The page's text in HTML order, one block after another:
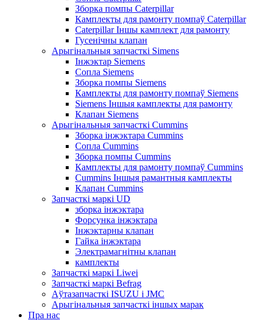
Зборка помпы Caterpillar
Камплекты для рамонту помпаў Caterpillar
Caterpillar Іншы камплект для рамонту
Гусенічны клапан
Арыгінальныя запчасткі Simens
Інжэктар Siemens
Сопла Siemens
Зборка помпы Siemens
Камплекты для рамонту помпаў Siemens
Siemens Іншыя камплекты для рамонту
Клапан Siemens
Арыгінальныя запчасткі Cummins
Зборка інжэктара Cummins
Сопла Cummins
Зборка помпы Cummins
Камплекты для рамонту помпаў Cummins
Cummins Іншыя рамантныя камплекты
Клапан Cummins
Запчасткі маркі UD
зборка інжэктара
Форсунка інжэктара
Інжэктарны клапан
Гайка інжэктара
Электрамагнітны клапан
камплекты
Запчасткі маркі Liwei
Запчасткі маркі Befrag
Аўтазапчасткі ISUZU і JMC
Арыгінальныя запчасткі іншых марак
Пра нас